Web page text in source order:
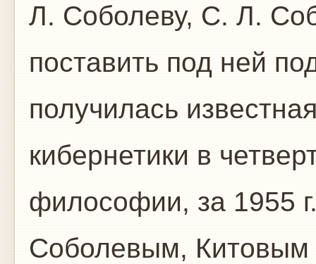
Л. Соболеву, С. Л.
поставить под ней
получилась
кибернетики в
философии, за 1955
Соболевым,